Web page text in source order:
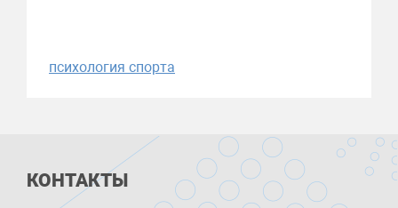
психология спорта
КОНТАКТЫ